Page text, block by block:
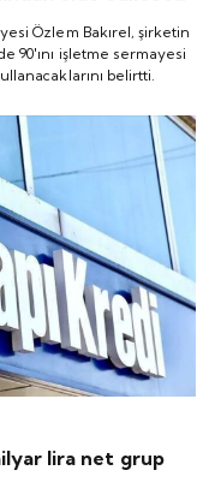
ile ham
kullanacaklarını
Özlem Bakırel, şirketin
90'ını işletme sermayesi
belirtti.
lira net grup